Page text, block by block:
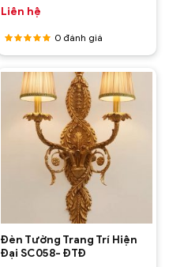
Liên hệ
Được
xếp hạng
5 sao
0 đánh giá
Đèn Tường Trang Trí Hiện
Đại SC058- ĐTĐ